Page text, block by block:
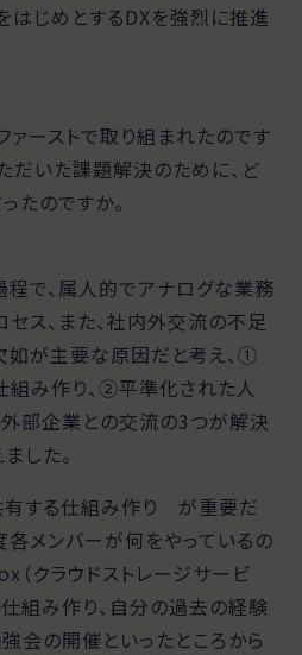
はじめとするDXを強烈に推進
ァーストで取り組まれたのです
だいた課題解決のために、ど
たのですか。
で、属人的でアナログな業務
ス、また、社内外交流の不足
如が主要な原因だと考え、①
み作り、②平準化された人
部企業との交流の3つが解決
した。
する仕組み作り が重要だ
各メンバーが何をやっているの
（クラウドストレージサービ
組み作り、自分の過去の経験
会の開催といったところから